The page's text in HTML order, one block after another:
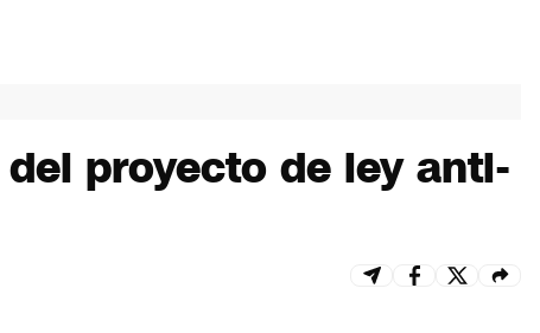
proyecto de ley anti-